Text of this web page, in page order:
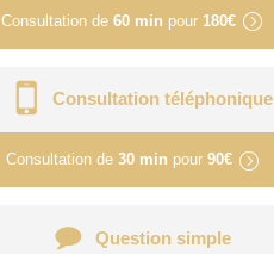
Consultation de60 min pour 180€
Consultation téléphonique
Consultation de 30 min pour 90€
Question simple